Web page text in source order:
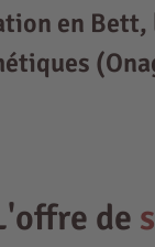
en Bett,
de